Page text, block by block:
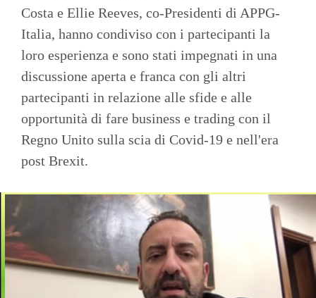
Costa e Ellie Reeves, co-Presidenti di APPG-
Italia, hanno condiviso con i partecipanti la
loro esperienza e sono stati impegnati in una
discussione aperta e franca con gli altri
partecipanti in relazione alle sfide e alle
opportunità di fare business e trading con il
Regno Unito sulla scia di Covid-19 e nell'era
post Brexit.